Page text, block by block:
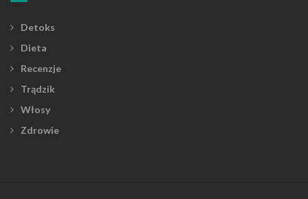
Detoks
Dieta
Recenzje
Trądzik
Włosy
Zdrowie